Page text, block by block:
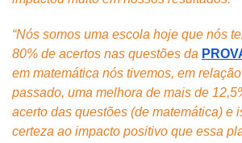
“Nós somos uma escola hoje que nós
80% de acertos nas questões da
em matemática nós tivemos, em
passado, uma melhora de mais de
acerto das questões (de matemática) e
certeza ao impacto positivo que essa